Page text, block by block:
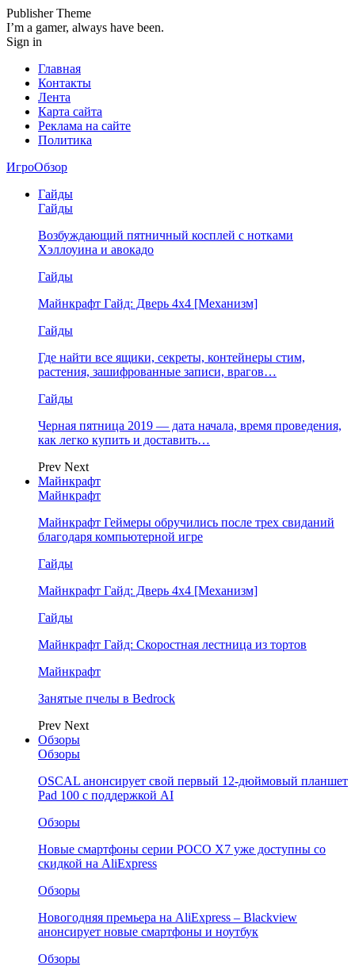
Publisher Theme
I’m a gamer, always have been.
Sign in
Главная
Контакты
Лента
Карта сайта
Реклама на сайте
Политика
ИгроОбзор
Гайды
Гайды
Возбуждающий пятничный косплей с нотками
Хэллоуина и авокадо
Гайды
Майнкрафт Гайд: Дверь 4х4 [Механизм]
Гайды
Где найти все ящики, секреты, контейнеры стим,
растения, зашифрованные записи, врагов…
Гайды
Черная пятница 2019 — дата начала, время проведения,
как легко купить и доставить…
Prev Next
Майнкрафт
Майнкрафт
Майнкрафт Геймеры обручились после трех свиданий
благодаря компьютерной игре
Гайды
Майнкрафт Гайд: Дверь 4х4 [Механизм]
Гайды
Майнкрафт Гайд: Скоростная лестница из тортов
Майнкрафт
Занятые пчелы в Bedrock
Prev Next
Обзоры
Обзоры
OSCAL анонсирует свой первый 12-дюймовый планшет
Pad 100 с поддержкой AI
Обзоры
Новые смартфоны серии POCO X7 уже доступны со
скидкой на AliExpress
Обзоры
Новогодняя премьера на AliExpress – Blackview
анонсирует новые смартфоны и ноутбук
Обзоры